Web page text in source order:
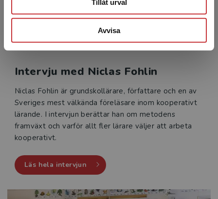
Tillåt urval
Avvisa
Intervju med Niclas Fohlin
Niclas Fohlin är grundskollärare, författare och en av
Sveriges mest välkända föreläsare inom kooperativt
lärande. I intervjun berättar han om metodens
framväxt och varför allt fler lärare väljer att arbeta
kooperativt.
Läs hela intervjun